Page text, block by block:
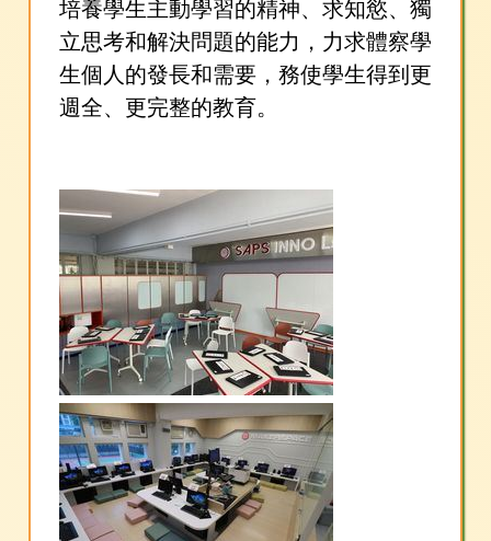
培養學生主動學習的精神、求知慾、獨
立思考和解決問題的能力，力求體察學
生個人的發長和需要，務使學生得到更
週全、更完整的教育。